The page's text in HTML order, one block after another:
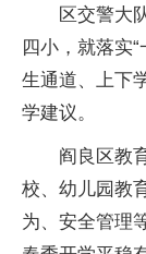
区交警大
四小，就落实
生通道、上下
学建议。
阎良区教
校、幼儿园教
为、安全管理